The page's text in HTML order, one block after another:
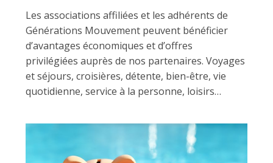
Les associations affiliées et les adhérents de
Générations Mouvement peuvent bénéficier
d’avantages économiques et d’offres
privilégiées auprès de nos partenaires. Voyages
et séjours, croisières, détente, bien-être, vie
quotidienne, service à la personne, loisirs…